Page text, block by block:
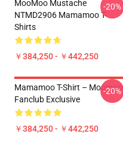
MooMoo Mustache
NTMD2906 Mamamoo T-
Shirts
￥384,250 - ￥442,250
-20%
Mamamoo T-Shirt – Moomoo
Fanclub Exclusive
￥384,250 - ￥442,250
-20%